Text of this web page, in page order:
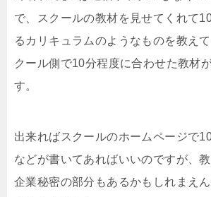
で、スクールの教材を見せてくれて
るカリキュラムのようなものを教え
クール側で10分程度に合わせた教材
す。
出来ればスクールのホームページで
などが書いてあればいいのですが、
企業秘密の部分もあるかもしれまえ